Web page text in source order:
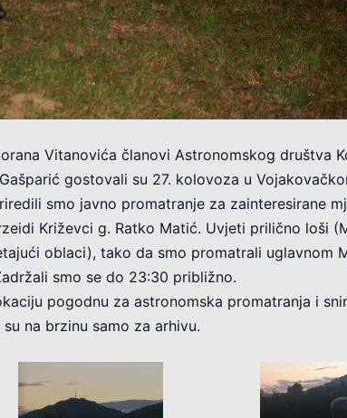
Vitanovića članovi Astronomskog društva
gostovali su 27. kolovoza u
smo javno promatranje za zainteresirane
Križevci g. Ratko Matić. Uvjeti prilično loši
oblaci), tako da smo promatrali uglavnom
smo se do 23:30 približno.
pogodnu za astronomska promatranja i
na brzinu samo za arhivu.